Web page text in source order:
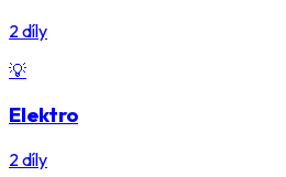
2 díly
💡
Elektro
2díly